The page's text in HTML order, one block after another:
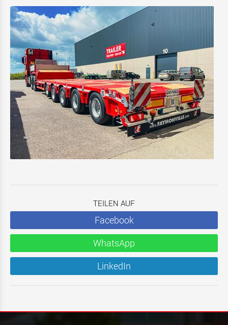
TEILEN AUF
Facebook
WhatsApp
LinkedIn